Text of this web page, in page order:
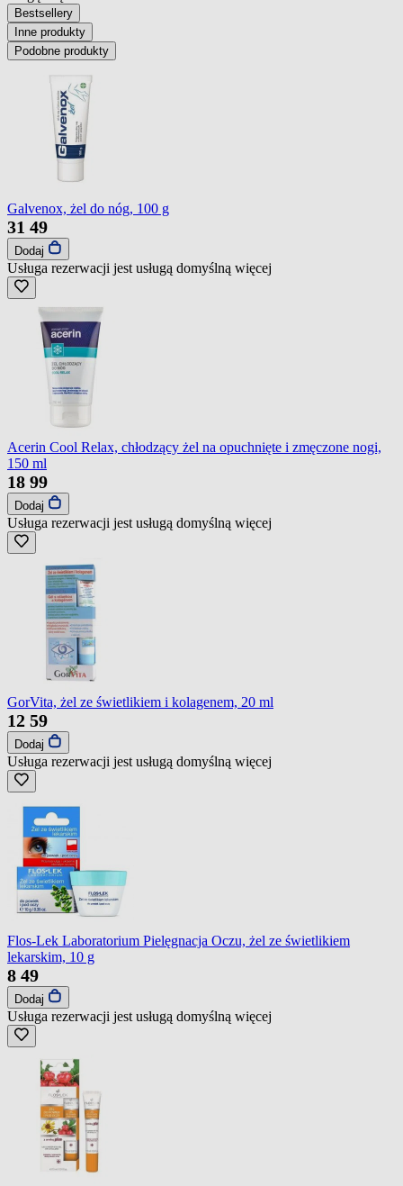
Bestsellery
Inne produkty
Podobne produkty
Galvenox, żel do nóg, 100 g
31 49
Dodaj
Usługa rezerwacji jest usługą domyślną więcej
Acerin Cool Relax, chłodzący żel na opuchnięte i zmęczone nogi,
150 ml
18 99
Dodaj
Usługa rezerwacji jest usługą domyślną więcej
GorVita, żel ze świetlikiem i kolagenem, 20 ml
12 59
Dodaj
Usługa rezerwacji jest usługą domyślną więcej
Flos-Lek Laboratorium Pielęgnacja Oczu, żel ze świetlikiem
lekarskim, 10 g
8 49
Dodaj
Usługa rezerwacji jest usługą domyślną więcej